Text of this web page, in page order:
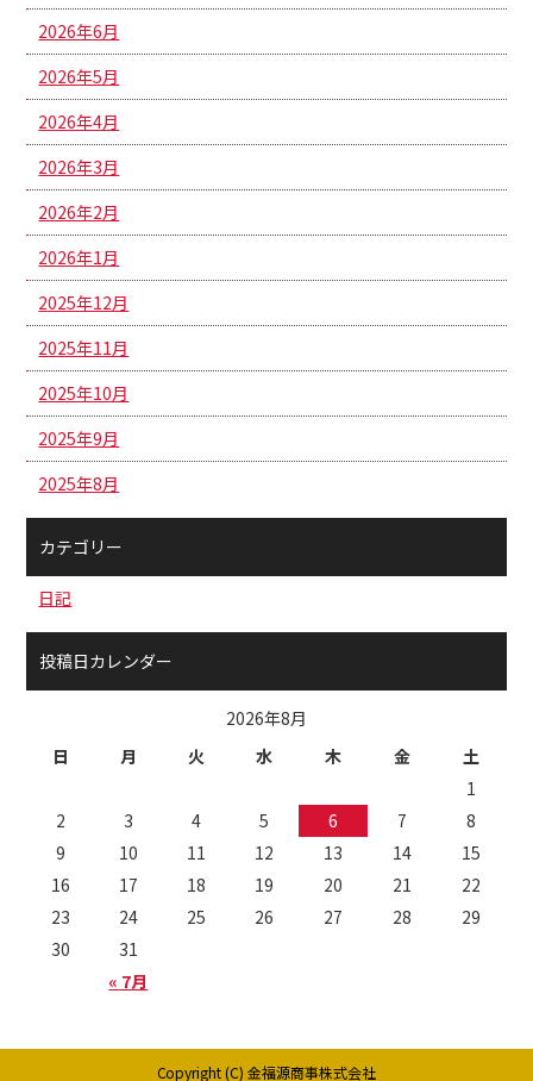
2026年6月
2026年5月
2026年4月
2026年3月
2026年2月
2026年1月
2025年12月
2025年11月
2025年10月
2025年9月
2025年8月
カテゴリー
日記
投稿日カレンダー
2026年8月
日
月 火 水 木 金 土
« 7月
1
2
3 4 5 6 7
8
9
10 11 12 13 14
15
16
17 18 19 20 21
22
23
24 25 26 27 28
29
30
31
Copyright (C) 金福源商事株式会社